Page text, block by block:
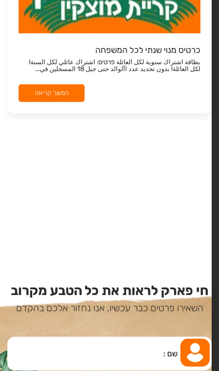
כרטיס מנוי שנתי לכל המשפחה
بطاقة اشتراك سنوية لكل العائلة פרטים: اشتراك عائلي لكل السنة!
لكل العائلة! بدون تحديد عدد األوالد حتى جيل 18 المسجلين في...
המשך קריאה
חי פארק לראות את כל הטבע מקרוב
השאירו פרטים כבר עכשיו, אנו נחזור אלכם בהקדם